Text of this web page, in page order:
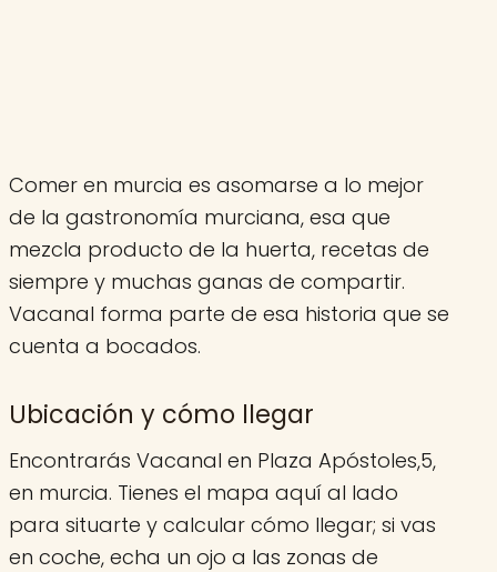
Comer en murcia es asomarse a lo mejor
de la gastronomía murciana, esa que
mezcla producto de la huerta, recetas de
siempre y muchas ganas de compartir.
Vacanal forma parte de esa historia que se
cuenta a bocados.
Ubicación y cómo llegar
Encontrarás Vacanal en Plaza Apóstoles,5,
en murcia. Tienes el mapa aquí al lado
para situarte y calcular cómo llegar; si vas
en coche, echa un ojo a las zonas de